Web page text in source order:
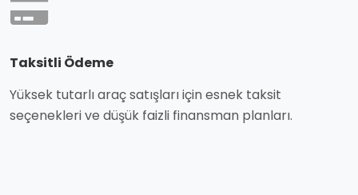
Taksitli Ödeme
Yüksek tutarlı araç satışları için esnek taksit
seçenekleri ve düşük faizli finansman planları.